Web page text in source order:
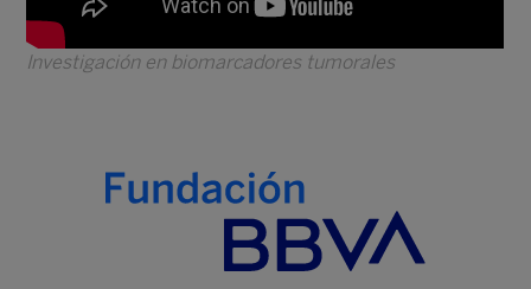
Investigación en biomarcadores tumorales